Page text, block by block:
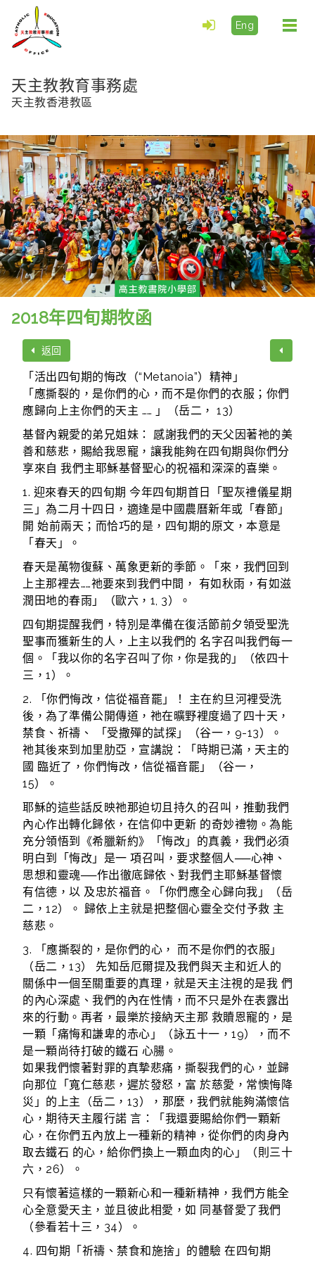
Eng
天主教教育事務處
天主教香港教區
2018年四旬期牧函
返回
「活出四旬期的悔改（“Metanoia”）精神」
「應撕裂的，是你們的心，而不是你們的衣服；你們
應歸向上主你們的天主 …… 」（岳二， 13）
基督內親愛的弟兄姐妹： 感謝我們的天父因著祂的美
善和慈悲，賜給我恩寵，讓我能夠在四旬期與你們分
享來自 我們主耶穌基督聖心的祝福和深深的喜樂。
1. 迎來春天的四旬期 今年四旬期首日「聖灰禮儀星期
三」為二月十四日，適逢是中國農曆新年或「春節」
開 始前兩天；而恰巧的是，四旬期的原文，本意是
「春天」。
春天是萬物復蘇、萬象更新的季節。「來，我們回到
上主那裡去……祂要來到我們中間， 有如秋雨，有如滋
潤田地的春雨」（歐六，1, 3）。
四旬期提醒我們，特別是準備在復活節前夕領受聖洗
聖事而獲新生的人，上主以我們的 名字召叫我們每一
個。「我以你的名字召叫了你，你是我的」（依四十
三，1）。
2. 「你們悔改，信從福音罷」！ 主在約旦河裡受洗
後，為了準備公開傳道，祂在曠野裡度過了四十天，
禁食、祈禱、 「受撒殫的試探」（谷一，9-13）。
祂其後來到加里肋亞，宣講說：「時期已滿，天主的
國 臨近了，你們悔改，信從福音罷」（谷一，
15）。
耶穌的這些話反映祂那迫切且持久的召叫，推動我們
內心作出轉化歸依，在信仰中更新 的奇妙禮物。為能
充分領悟到《希臘新約》「悔改」的真義，我們必須
明白到「悔改」是一 項召叫，要求整個人──心神、
思想和靈魂──作出徹底歸依、對我們主耶穌基督懷
有信德，以 及忠於福音。「你們應全心歸向我」（岳
二，12）。 歸依上主就是把整個心靈全交付予救 主
慈悲。
3. 「應撕裂的，是你們的心， 而不是你們的衣服」
（岳二，13） 先知岳厄爾提及我們與天主和近人的
關係中一個至關重要的真理，就是天主注視的是我 們
的內心深處、我們的內在性情，而不只是外在表露出
來的行動。再者，最樂於接納天主那 救贖恩寵的，是
一顆「痛悔和謙卑的赤心」（詠五十一，19），而不
是一顆尚待打破的鐵石 心腸。
如果我們懷著對罪的真摯悲痛，撕裂我們的心，並歸
向那位「寬仁慈悲，遲於發怒，富 於慈愛，常懊悔降
災」的上主（岳二，13），那麼，我們就能夠滿懷信
心，期待天主履行諾 言：「我還要賜給你們一顆新
心，在你們五內放上一種新的精神，從你們的肉身內
取去鐵石 的心，給你們換上一顆血肉的心」（則三十
六，26）。
只有懷著這樣的一顆新心和一種新精神，我們方能全
心全意愛天主，並且彼此相愛，如 同基督愛了我們
（參看若十三，34）。
4. 四旬期「祈禱、禁食和施捨」的體驗 在四旬期